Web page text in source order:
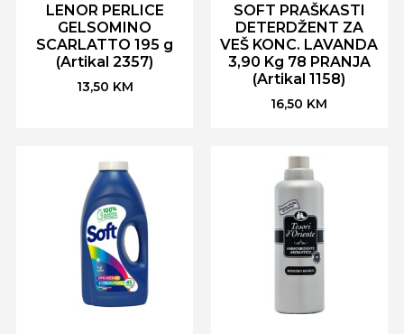
LENOR PERLICE
GELSOMINO
SCARLATTO 195 g
(Artikal 2357)
13,50 KM
SOFT PRAŠKASTI
DETERDŽENT ZA
VEŠ KONC. LAVANDA
3,90 Kg 78 PRANJA
(Artikal 1158)
16,50 KM